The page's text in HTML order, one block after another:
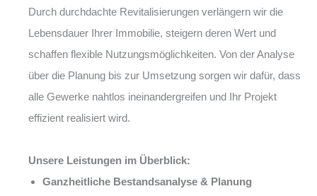
Durch durchdachte Revitalisierungen verlängern wir die
Lebensdauer Ihrer Immobilie, steigern deren Wert und
schaffen flexible Nutzungsmöglichkeiten. Von der Analyse
über die Planung bis zur Umsetzung sorgen wir dafür, dass
alle Gewerke nahtlos ineinandergreifen und Ihr Projekt
effizient realisiert wird.
Unsere Leistungen im Überblick:
Ganzheitliche Bestandsanalyse & Planung